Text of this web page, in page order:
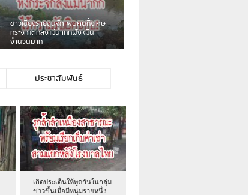
ชาวผาลั้ง โวย ไร้หน่วยงานดูแล
ดินสไลด์ ต้องจัดการกันเอง
ประชาสัมพันธ์
เกิดประเด็นให้พูดกันในกลุ่ม
ข่าวขึ้นเมื่อมีหนุ่มรายหนึ่ง